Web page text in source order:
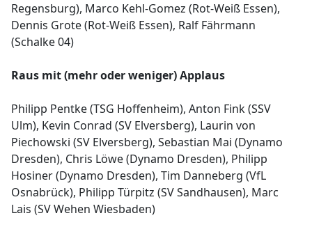
Regensburg), Marco Kehl-Gomez (Rot-Weiß Essen),
Dennis Grote (Rot-Weiß Essen), Ralf Fährmann
(Schalke 04)
Raus mit (mehr oder weniger) Applaus
Philipp Pentke (TSG Hoffenheim), Anton Fink (SSV
Ulm), Kevin Conrad (SV Elversberg), Laurin von
Piechowski (SV Elversberg), Sebastian Mai (Dynamo
Dresden), Chris Löwe (Dynamo Dresden), Philipp
Hosiner (Dynamo Dresden), Tim Danneberg (VfL
Osnabrück), Philipp Türpitz (SV Sandhausen), Marc
Lais (SV Wehen Wiesbaden)